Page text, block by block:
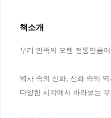
책소개
우리 민족의 오랜 전통만큼
역사 속의 신화, 신화 속의 역
다양한 시각에서 바라보는